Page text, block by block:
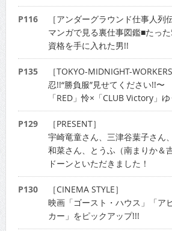
P116
［アンダーグラウンド仕事人列伝
マンガで見る裏仕事図鑑■たっ
資格を手に入れた男!!
P135
［TOKYO-MIDNIGHT-
忍!!“勝負服”見せてください!!〜
「RED」怜×「CLUB Victory」ゆ
P129
［PRESENT］
宇崎竜童さん、三津谷葉子さん
和菜さん、とうふ（南まりか＆
ドーンといただきました！
P130
［CINEMA STYLE］
映画「ゴースト・ハウス」「ア
カー」をピックアップ!!!